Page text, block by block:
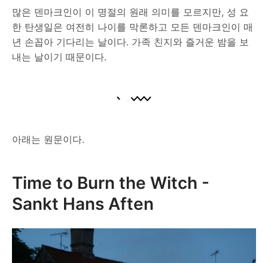
많은 덴마크인이 이 명절의 원래 의미를 모르지만, 성 요
한 탄생일은 여전히 나이를 막론하고 모든 덴마크인이 매
년 손꼽아 기다리는 날이다. 가족 친지와 즐거운 밤을 보
내는 날이기 때문이다.
아래는 원문이다.
Time to Burn the Witch -
Sankt Hans Aften